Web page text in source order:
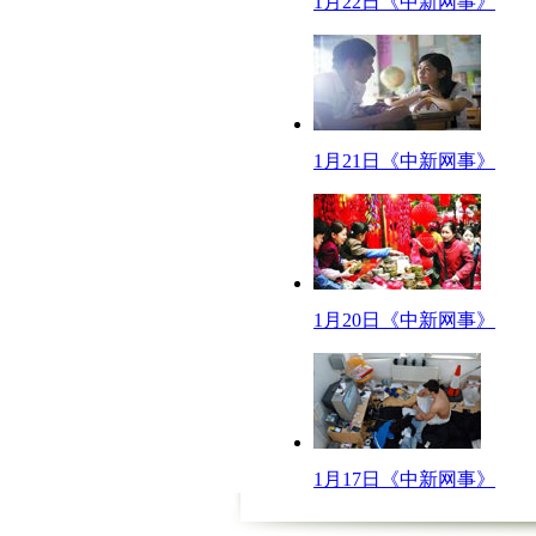
攻略2：我们的建议是，能不买就别买，这可是真正的一锤子买卖，难不成
巨难吃；沈阳站的干豆腐蘸大酱卷大葱就很不错；上饶站的山鸡腿巨火；苏
而在动车、高铁、或是长途列车的卧铺车厢，有时你会遇见一群看起来更
替面膜使用；再比如，能摆放能收藏能哄熊孩子的火车模型或是移动电源等等。
攻略3：一见他们过来就拿出耳机默默的带上，并用艺术的眼光去观察他们
【口播】怎么样，这三大攻略您记住了吗？只要掌握了这三门独门秘籍，
请问，有软卧票么？""没有""硬卧票呢？""没有""那站票呢？""没有""站票也
网络给人们的交流沟通带来了无法比拟的便捷，但是当沟通越来越方便的
导、业务伙伴等，每次收到短信后，都礼貌性的回一个。感觉现在过年都很
祝福变得毫无意义。收到的信息越来越多，可是真正的朋友却越来越少。当
在这个追求私人定制的时代，千篇一律特别容易让人厌倦。近日，针对韩
刚过了一个人，结果发现前后左右站着一模一样的人，必然呆掉...
1月21日《中新网事》
1月20日《中新网事》
1月17日《中新网事》